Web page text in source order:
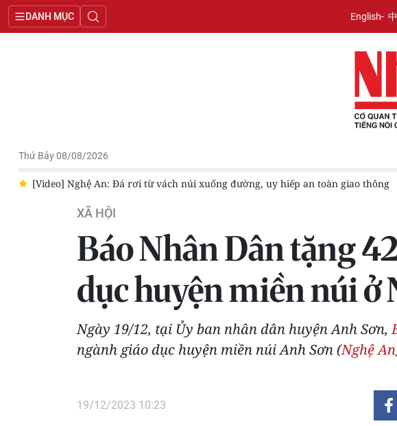
DANH MỤC English
Thứ Bảy 08/08/2026
Giao thông qua đèo Bảo Lộc được thông tuyến trở lại Tàu 629 xuyên
XÃ HỘI
Báo Nhân Dân tặng
dục huyện miền núi ở
Ngày 19/12, tại Ủy ban nhân dân huyện Anh Sơn,
ngành giáo dục huyện miền núi Anh Sơn (Nghệ An
19/12/2023 10:23